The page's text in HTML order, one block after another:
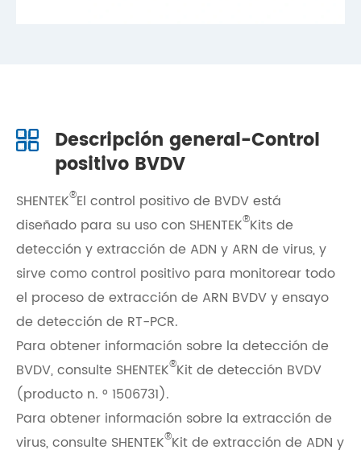
Descripción general-Control
positivo BVDV
SHENTEK®El control positivo de BVDV está
diseñado para su uso con SHENTEK®Kits de
detección y extracción de ADN y ARN de virus, y
sirve como control positivo para monitorear todo
el proceso de extracción de ARN BVDV y ensayo
de detección de RT-PCR.
Para obtener información sobre la detección de
BVDV, consulte SHENTEK®Kit de detección BVDV
(producto n. ° 1506731).
Para obtener información sobre la extracción de
virus, consulte SHENTEK®Kit de extracción de ADN y